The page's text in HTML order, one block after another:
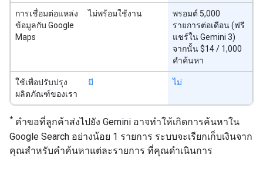
การเชื่อมต่อแหล่ง
ข้อมูลกับ Google
Maps
ไม่พร้อมใช้งาน
พรอมต์ 5,000
รายการต่อเดือน (ฟรี
แชร์ใน Gemini 3)
จากนั้น $14 / 1,000
คำค้นหา
ใช้เพื่อปรับปรุง
ผลิตภัณฑ์ของเรา
มี ไม่
* คำขอที่ลูกค้าส่งไปยัง Gemini อาจทำให้เกิดการค้นหาใน
Google Search อย่างน้อย 1 รายการ ระบบจะเรียกเก็บเงินจาก
คุณสำหรับคำค้นหาแต่ละรายการ ที่คุณดำเนินการ